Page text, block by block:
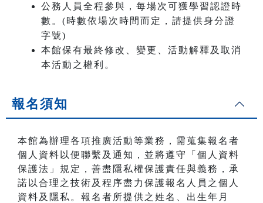
公務人員全程參與，每場次可獲學習認證時
數。(時數依場次時間而定，請提供身分證
字號)
本館保有最終修改、變更、活動解釋及取消
本活動之權利。
報名須知
本館為辦理各項推廣活動等業務，需蒐集報名者
個人資料以便聯繫及通知，並將遵守「個人資料
保護法」規定，善盡隱私權保護責任與義務，承
諾以合理之技術及程序盡力保護報名人員之個人
資料及隱私。報名者所提供之姓名、出生年月